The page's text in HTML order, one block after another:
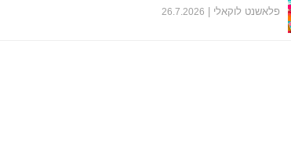
פלאשנט לוקאלי | 26.7.2026